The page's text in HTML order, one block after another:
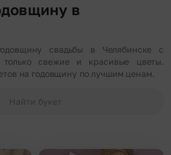
в
свадьбы в Челябинске с
только свежие и красивые цветы.
на годовщину по лучшим ценам.
Найти букет